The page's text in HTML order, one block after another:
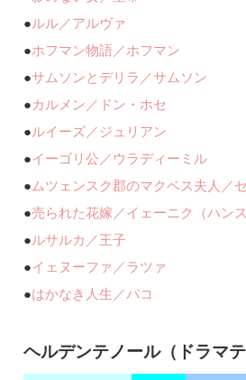
●ルル／アルヴァ
●ホフマン物語／ホフマン
●サムソンとデリラ／サムソン
●カルメン／ドン・ホセ
●ルイーズ／ジュリアン
●イーゴリ公／ウラディーミル
● ムツェンスク郡のマクベス夫人／
●売られた花嫁／イェーニク（ハンス
●ルサルカ／王子
●イェヌーファ／ラツァ
●はかなき人生／パコ
ヘルデンテノール（ドラマテ